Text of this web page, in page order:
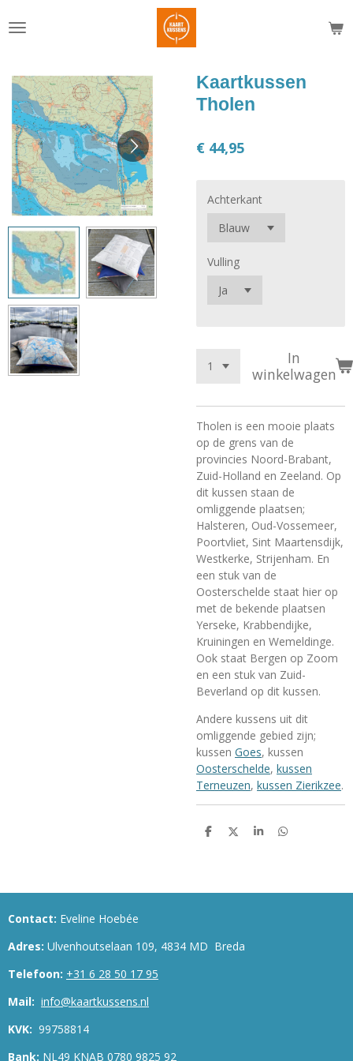
direct
hoofdinhoud
Kaartkussen
Tholen
€ 44,95
Achterkant
Vulling
In
winkelwagen
Tholen is een mooie plaats
op de grens van de
provincies Noord-Brabant,
Zuid-Holland en Zeeland. Op
dit kussen staan de
omliggende plaatsen;
Halsteren, Oud-Vossemeer,
Poortvliet, Sint Maartensdijk,
Westkerke, Strijenham. En
een stuk van de
Oosterschelde staat hier op
met de bekende plaatsen
Yerseke, Krabbendijke,
Kruiningen en Wemeldinge.
Ook staat Bergen op Zoom
en een stuk van Zuid-
Beverland op dit kussen.
Andere kussens uit dit
omliggende gebied zijn;
kussen Goes, kussen
Oosterschelde, kussen
Terneuzen, kussen Zierikzee.
D
D
S
D
Contact: Eveline Hoebée
Adres: Ulvenhoutselaan 109, 4834 MD Breda
Telefoon: +31 6 28 50 17 95
Mail: info@kaartkussens.nl
KVK: 99758814
Bank: NL49 KNAB 0780 9825 92